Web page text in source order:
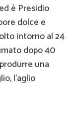
è Presidio
dolce e
intorno al 24
dopo 40
una
l’aglio